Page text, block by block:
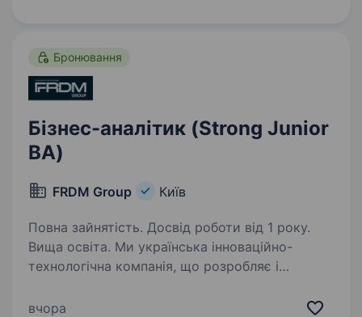
Бронювання
Бізнес-аналітик (Strong Junior
BA)
FRDM Group Київ
Повна зайнятість. Досвід роботи від 1 року.
Вища освіта. Ми українська інноваційно-
технологічна компанія, що розробляє і
обов’язки: 1. Збір та документування вимог
вчора